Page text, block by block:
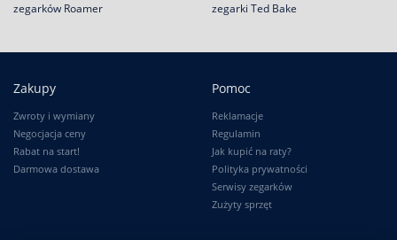
zegarków Roamer
zegarki Ted Bake
Zakupy
Zwroty i wymiany
Negocjacja ceny
Rabat na start!
Darmowa dostawa
Pomoc
Reklamacje
Regulamin
Jak kupić na raty?
Polityka prywatności
Serwisy zegarków
Zużyty sprzęt